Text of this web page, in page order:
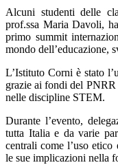
Alcuni studenti delle
prof.ssa Maria Davoli,
primo summit
mondo dell’educazione,
L’Istituto Corni è stato
grazie ai fondi del PNRR
nelle discipline STEM.
Durante l’evento,
tutta Italia e da varie
centrali come l’uso etico
le sue implicazioni nella